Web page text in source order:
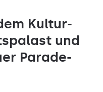
Kultur-
und
Parade-